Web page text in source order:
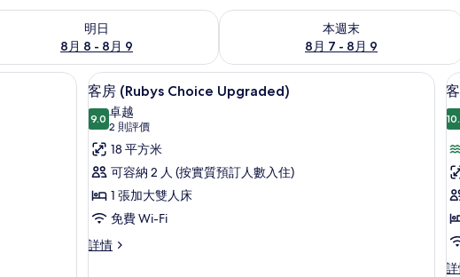
明日
8月 8 - 8月 9
日 8月 8 - 8月 9的可訂空房
本週末
8月 7 - 8月 9
查看本週末 8月 7 - 8月 9的可訂空房
、書桌、隔音
載
入
所
有
客
房
(Rubys
Choice
客房 (Rubys Choice Upgraded) | 高級
6
客房 (Rubys Choice Upgraded)
9.09.0 分，滿分 10 分
卓越
2 則評價
(2
則
評
價)
18 平方米
可容納 2 人 (按實質預訂人數入住)
1 張加大雙人床
免費 Wi-Fi
詳情
客
載
1
客